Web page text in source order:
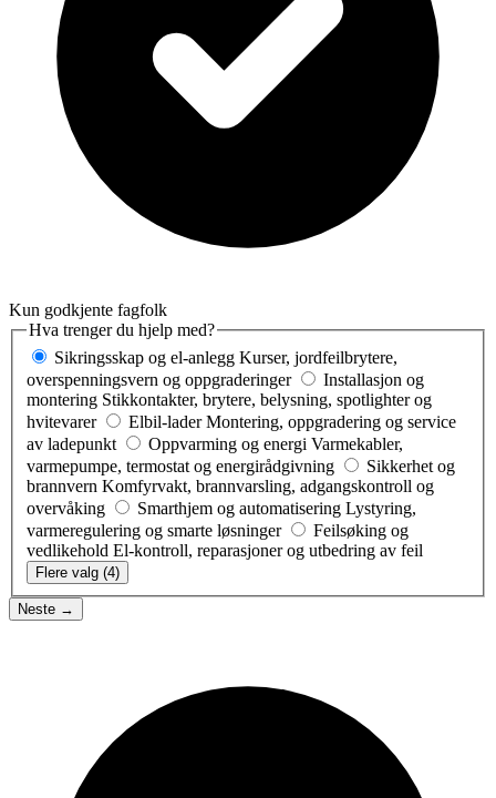
Kun godkjente fagfolk
Hva trenger du hjelp med?
Sikringsskap og el-anlegg Kurser, jordfeilbrytere,
overspenningsvern og oppgraderinger
Installasjon og
montering Stikkontakter, brytere, belysning, spotlighter og
hvitevarer
Elbil-lader Montering, oppgradering og service
av ladepunkt
Oppvarming og energi Varmekabler,
varmepumpe, termostat og energirådgivning
Sikkerhet og
brannvern Komfyrvakt, brannvarsling, adgangskontroll og
overvåking
Smarthjem og automatisering Lystyring,
varmeregulering og smarte løsninger
Feilsøking og
vedlikehold El-kontroll, reparasjoner og utbedring av feil
Flere valg (4)
Neste →